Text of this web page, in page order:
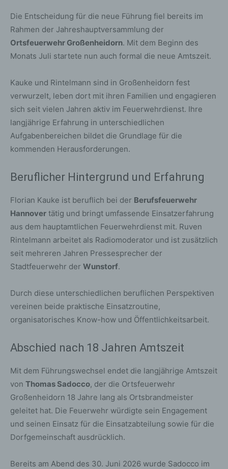
Die Entscheidung für die neue Führung fiel bereits im
Rahmen der Jahreshauptversammlung der
Ortsfeuerwehr Großenheidorn. Mit dem Beginn des
Monats Juli startete nun auch formal die neue Amtszeit.
Kauke und Rintelmann sind in Großenheidorn fest
verwurzelt, leben dort mit ihren Familien und engagieren
sich seit vielen Jahren aktiv im Feuerwehrdienst. Ihre
langjährige Erfahrung in unterschiedlichen
Aufgabenbereichen bildet die Grundlage für die
kommenden Herausforderungen.
Beruflicher Hintergrund und Erfahrung
Florian Kauke ist beruflich bei der Berufsfeuerwehr
Hannover tätig und bringt umfassende Einsatzerfahrung
aus dem hauptamtlichen Feuerwehrdienst mit. Ruven
Rintelmann arbeitet als Radiomoderator und ist zusätzlich
seit mehreren Jahren Pressesprecher der
Stadtfeuerwehr der Wunstorf.
Durch diese unterschiedlichen beruflichen Perspektiven
vereinen beide praktische Einsatzroutine,
organisatorisches Know-how und Öffentlichkeitsarbeit.
Abschied nach 18 Jahren Amtszeit
Mit dem Führungswechsel endet die langjährige Amtszeit
von Thomas Sadocco, der die Ortsfeuerwehr
Großenheidorn 18 Jahre lang als Ortsbrandmeister
geleitet hat. Die Feuerwehr würdigte sein Engagement
und seinen Einsatz für die Einsatzabteilung sowie für die
Dorfgemeinschaft ausdrücklich.
Bereits am Abend des 30. Juni 2026 wurde Sadocco im